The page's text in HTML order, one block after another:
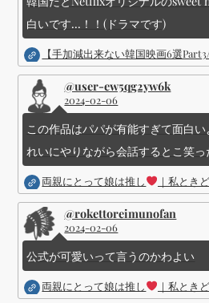
白いです...！！(ドラマです)
【手加減出来ない韓国映画6選
@user-ew5qg2yw6k
2024-02-06
この作品はパパが有能すぎて面白
れいにやりながら会話するとこ笑っ
両親にとって娘は推し ｜私とき
@rokettoreimunofan
2024-02-06
公式が可愛いって言うのかわよい
両親にとって娘は推し ｜私とき